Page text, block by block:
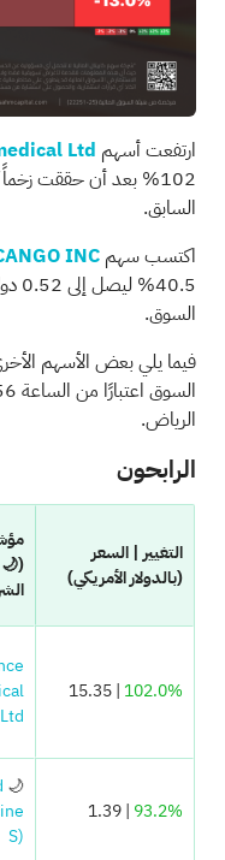
ارتفعت أسهم Ltd.
السابق.
اكتسب سهم INC.
السوق.
فيما يلي بعض الأسهم
الرياض.
الرابحون
التغيير | السعر
(بالدولار الأمريكي)
102.0%
| 15.35
Ltd.
93.2%
| 1.39
🌙
S)